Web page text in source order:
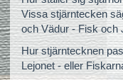
Vissa stjärntecken
och Vädur - Fisk och
Hur stjärntecknen
Lejonet - eller